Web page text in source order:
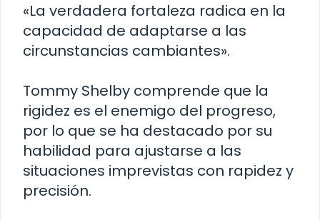
«La verdadera fortaleza radica en la
capacidad de adaptarse a las
circunstancias cambiantes».
Tommy Shelby comprende que la
rigidez es el enemigo del progreso,
por lo que se ha destacado por su
habilidad para ajustarse a las
situaciones imprevistas con rapidez y
precisión.